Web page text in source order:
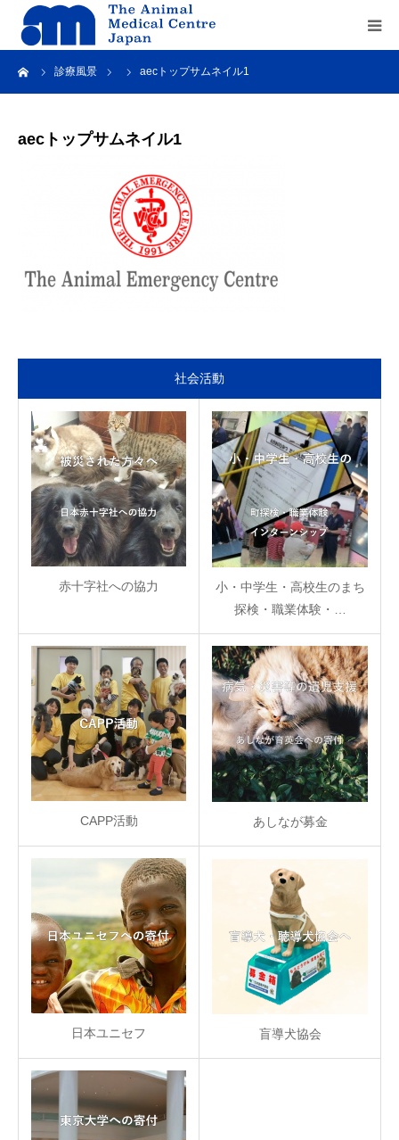
診療風景 aecトップサムネイル1
aecトップサムネイル1
社会活動
赤十字社への協力
小・中学生・高校生のまち
探検・職業体験・…
CAPP活動 あしなが募金
日本ユニセフ 盲導犬協会
Home
contact us